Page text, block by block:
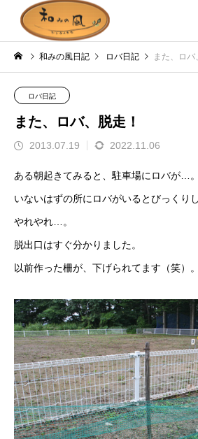
和みの風日記 ロバ日記 また、ロバ
ロバ日記
また、ロバ、脱走！
2013.07.19 2022.11.06
ある朝起きてみると、駐車場にロバが…。
いないはずの所にロバがいるとびっくりし
やれやれ…。
脱出口はすぐ分かりました。
以前作った柵が、下げられてます（笑）。